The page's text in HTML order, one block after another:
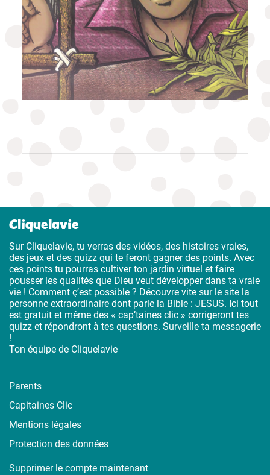
Cliquelavie
Sur Cliquelavie, tu verras des vidéos, des histoires vraies,
des jeux et des quizz qui te feront gagner des points. Avec
ces points tu pourras cultiver ton jardin virtuel et faire
pousser les qualités que Dieu veut développer dans ta vraie
vie ! Comment ç’est possible ? Découvre vite sur le site la
personne extraordinaire dont parle la Bible : JESUS. Ici tout
est gratuit et même des « cap’taines clic » corrigeront tes
quizz et répondront à tes questions. Surveille ta messagerie
!
Ton équipe de Cliquelavie
Parents
Capitaines Clic
Mentions légales
Protection des données
Supprimer le compte maintenant